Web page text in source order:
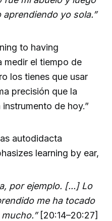
yo sola.”
to having
medir el tiempo de
los tienes que usar
precisión que la
de hoy.”
autodidacta
learning by ear,
por ejemplo. [...] Lo
me ha tocado
[20:14–20:27]